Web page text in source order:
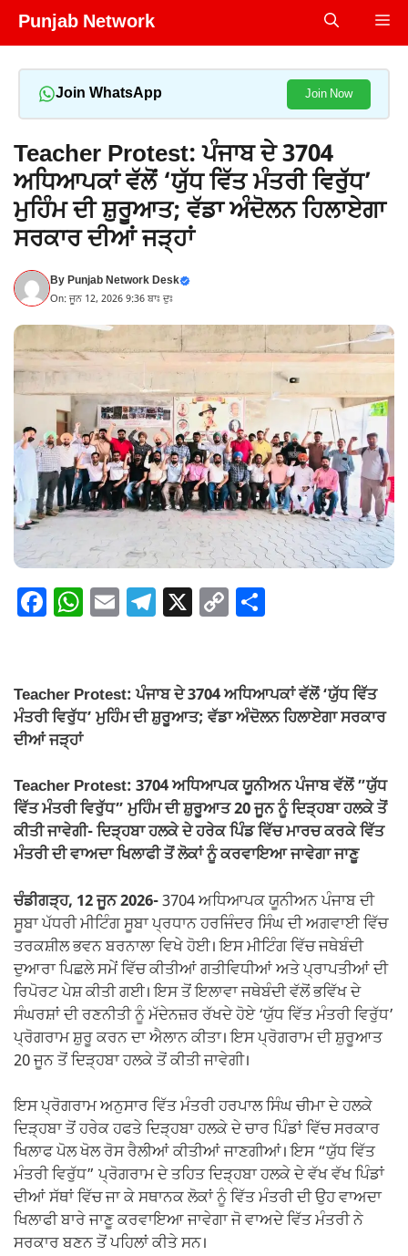
Skip
Punjab Network
Join WhatsApp Join Now
Teacher Protest: ਪੰਜਾਬ ਦੇ 3704
ਅਧਿਆਪਕਾਂ ਵੱਲੋਂ ‘ਯੁੱਧ ਵਿੱਤ ਮੰਤਰੀ ਵਿਰੁੱਧ’
ਮੁਹਿੰਮ ਦੀ ਸ਼ੁਰੂਆਤ; ਵੱਡਾ ਅੰਦੋਲਨ ਹਿਲਾਏਗਾ
ਸਰਕਾਰ ਦੀਆਂ ਜੜ੍ਹਾਂ
ByPunjab Network Desk
On: ਜੂਨ 12, 2026 9:36 ਬਾਃ ਦੁਃ
F
e
b
o
o
k
W
s
A
p
p
E T
gr
a
X C
y
Li
k
e
Teacher Protest: ਪੰਜਾਬ ਦੇ 3704 ਅਧਿਆਪਕਾਂ ਵੱਲੋਂ ‘ਯੁੱਧ ਵਿੱਤ
ਮੰਤਰੀ ਵਿਰੁੱਧ’ ਮੁਹਿੰਮ ਦੀ ਸ਼ੁਰੂਆਤ; ਵੱਡਾ ਅੰਦੋਲਨ ਹਿਲਾਏਗਾ ਸਰਕਾਰ
ਦੀਆਂ ਜੜ੍ਹਾਂ
Teacher Protest: 3704 ਅਧਿਆਪਕ ਯੂਨੀਅਨ ਪੰਜਾਬ ਵੱਲੋਂ ”ਯੁੱਧ
ਵਿੱਤ ਮੰਤਰੀ ਵਿਰੁੱਧ” ਮੁਹਿੰਮ ਦੀ ਸ਼ੁਰੂਆਤ 20 ਜੂਨ ਨੂੰ ਦਿੜ੍ਹਬਾ ਹਲਕੇ ਤੋਂ
ਕੀਤੀ ਜਾਵੇਗੀ-ਦਿੜ੍ਹਬਾ ਹਲਕੇ ਦੇ ਹਰੇਕ ਪਿੰਡ ਵਿੱਚ ਮਾਰਚ ਕਰਕੇ ਵਿੱਤ
ਮੰਤਰੀ ਦੀ ਵਾਅਦਾ ਖਿਲਾਫੀ ਤੋਂ ਲੋਕਾਂ ਨੂੰ ਕਰਵਾਇਆ ਜਾਵੇਗਾ ਜਾਣੂ
ਚੰਡੀਗੜ੍ਹ, 12 ਜੂਨ 2026-3704 ਅਧਿਆਪਕ ਯੂਨੀਅਨ ਪੰਜਾਬ ਦੀ
ਸੂਬਾ ਪੱਧਰੀ ਮੀਟਿੰਗ ਸੂਬਾ ਪ੍ਰਧਾਨ ਹਰਜਿੰਦਰ ਸਿੰਘ ਦੀ ਅਗਵਾਈ ਵਿੱਚ
ਤਰਕਸ਼ੀਲ ਭਵਨ ਬਰਨਾਲਾ ਵਿਖੇ ਹੋਈ। ਇਸ ਮੀਟਿੰਗ ਵਿੱਚ ਜਥੇਬੰਦੀ
ਦੁਆਰਾ ਪਿਛਲੇ ਸਮੇਂ ਵਿੱਚ ਕੀਤੀਆਂ ਗਤੀਵਿਧੀਆਂ ਅਤੇ ਪ੍ਰਾਪਤੀਆਂ ਦੀ
ਰਿਪੋਰਟ ਪੇਸ਼ ਕੀਤੀ ਗਈ। ਇਸ ਤੋਂ ਇਲਾਵਾ ਜਥੇਬੰਦੀ ਵੱਲੋਂ ਭਵਿੱਖ ਦੇ
ਸੰਘਰਸ਼ਾਂ ਦੀ ਰਣਨੀਤੀ ਨੂੰ ਮੱਦੇਨਜ਼ਰ ਰੱਖਦੇ ਹੋਏ ‘ਯੁੱਧ ਵਿੱਤ ਮੰਤਰੀ ਵਿਰੁੱਧ’
ਪ੍ਰੋਗਰਾਮ ਸ਼ੁਰੂ ਕਰਨ ਦਾ ਐਲਾਨ ਕੀਤਾ। ਇਸ ਪ੍ਰੋਗਰਾਮ ਦੀ ਸ਼ੁਰੂਆਤ
20 ਜੂਨ ਤੋਂ ਦਿੜ੍ਹਬਾ ਹਲਕੇ ਤੋਂ ਕੀਤੀ ਜਾਵੇਗੀ।
ਇਸ ਪ੍ਰੋਗਰਾਮ ਅਨੁਸਾਰ ਵਿੱਤ ਮੰਤਰੀ ਹਰਪਾਲ ਸਿੰਘ ਚੀਮਾ ਦੇ ਹਲਕੇ
ਦਿੜ੍ਹਬਾ ਤੋਂ ਹਰੇਕ ਹਫਤੇ ਦਿੜ੍ਹਬਾ ਹਲਕੇ ਦੇ ਚਾਰ ਪਿੰਡਾਂ ਵਿੱਚ ਸਰਕਾਰ
ਖਿਲਾਫ ਪੋਲ ਖੋਲ ਰੋਸ ਰੈਲੀਆਂ ਕੀਤੀਆਂ ਜਾਣਗੀਆਂ। ਇਸ “ਯੁੱਧ ਵਿੱਤ
ਮੰਤਰੀ ਵਿਰੁੱਧ” ਪ੍ਰੋਗਰਾਮ ਦੇ ਤਹਿਤ ਦਿੜ੍ਹਬਾ ਹਲਕੇ ਦੇ ਵੱਖ ਵੱਖ ਪਿੰਡਾਂ
ਦੀਆਂ ਸੱਥਾਂ ਵਿੱਚ ਜਾ ਕੇ ਸਥਾਨਕ ਲੋਕਾਂ ਨੂੰ ਵਿੱਤ ਮੰਤਰੀ ਦੀ ਉਹ ਵਾਅਦਾ
ਖਿਲਾਫੀ ਬਾਰੇ ਜਾਣੂ ਕਰਵਾਇਆ ਜਾਵੇਗਾ ਜੋ ਵਾਅਦੇ ਵਿੱਤ ਮੰਤਰੀ ਨੇ
ਸਰਕਾਰ ਬਣਨ ਤੋਂ ਪਹਿਲਾਂ ਕੀਤੇ ਸਨ।